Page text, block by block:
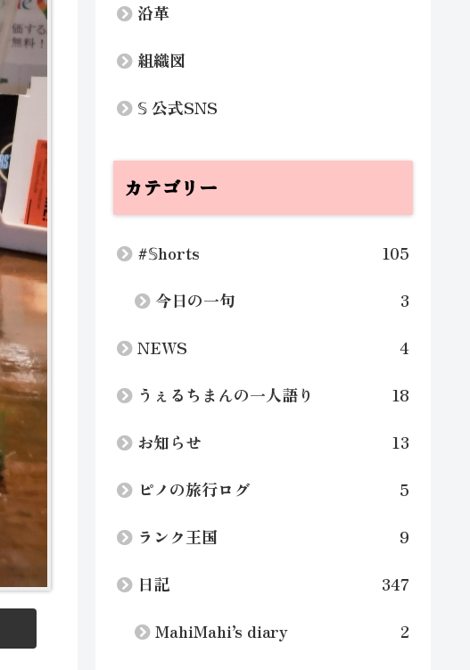
沿革
組織図
𝕊 公式SNS
カテゴリー
#𝕊horts 105
今日の一句 3
NEWS 4
うぇるちまんの一人語り 18
お知らせ 13
ピノの旅行ログ 5
ランク王国 9
日記 347
MahiMahi’s diary 2